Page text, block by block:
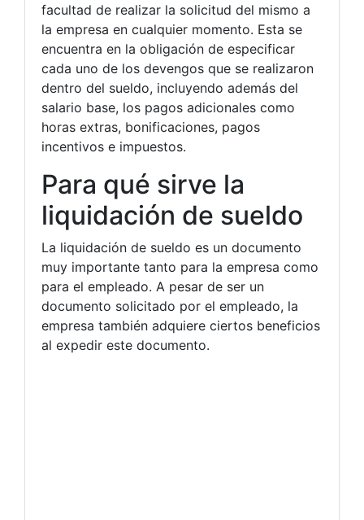
facultad de realizar la solicitud del mismo a
la empresa en cualquier momento. Esta se
encuentra en la obligación de especificar
cada uno de los devengos que se realizaron
dentro del sueldo, incluyendo además del
salario base, los pagos adicionales como
horas extras, bonificaciones, pagos
incentivos e impuestos.
Para qué sirve la
liquidación de sueldo
La liquidación de sueldo es un documento
muy importante tanto para la empresa como
para el empleado. A pesar de ser un
documento solicitado por el empleado, la
empresa también adquiere ciertos beneficios
al expedir este documento.